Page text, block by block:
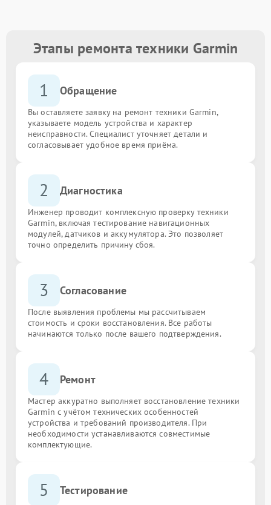
Этапы ремонта техники Garmin
1 Обращение
Вы оставляете заявку на ремонт техники Garmin,
указываете модель устройства и характер
неисправности. Специалист уточняет детали и
согласовывает удобное время приёма.
2 Диагностика
Инженер проводит комплексную проверку техники
Garmin, включая тестирование навигационных
модулей, датчиков и аккумулятора. Это позволяет
точно определить причину сбоя.
3 Согласование
После выявления проблемы мы рассчитываем
стоимость и сроки восстановления. Все работы
начинаются только после вашего подтверждения.
4 Ремонт
Мастер аккуратно выполняет восстановление техники
Garmin с учётом технических особенностей
устройства и требований производителя. При
необходимости устанавливаются совместимые
комплектующие.
5 Тестирование